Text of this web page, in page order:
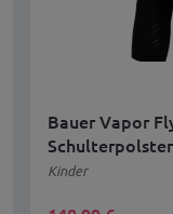
Bauer Vapor
Schulterpolster
Kinder